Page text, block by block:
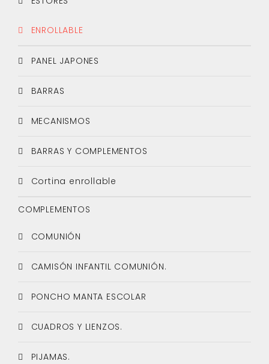
ENROLLABLE
PANEL JAPONES
BARRAS
MECANISMOS
BARRAS Y COMPLEMENTOS
Cortina enrollable
COMPLEMENTOS
COMUNIÓN
CAMISÓN INFANTIL COMUNIÓN.
PONCHO MANTA ESCOLAR
CUADROS Y LIENZOS.
PIJAMAS.